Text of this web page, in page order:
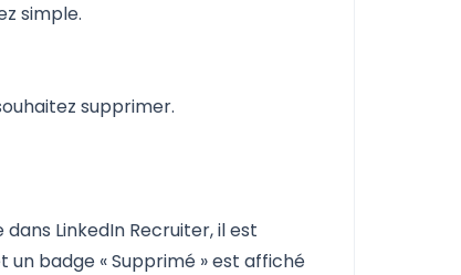
simple.
supprimer.
LinkedIn Recruiter, il est
badge « Supprimé » est affiché